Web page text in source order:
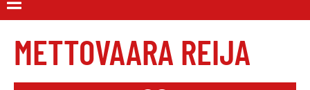
METTOVAARA REIJA